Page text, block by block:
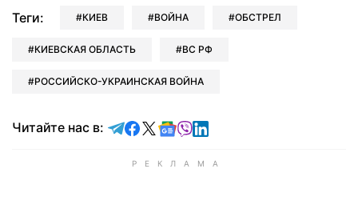
Теги: КИЕВ ВОЙНА ОБСТРЕЛ
КИЕВСКАЯ ОБЛАСТЬ ВС РФ
РОССИЙСКО-УКРАИНСКАЯ ВОЙНА
Читайте нас в: Читайте в Telegram
Читайте в Facebook
Читайте в X
Читайте в Google news
Читайте в Viber
Читайте в LinkedIn